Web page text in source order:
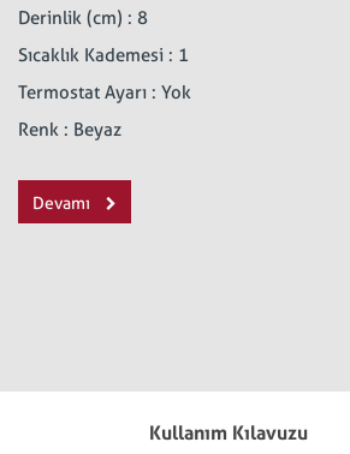
Derinlik (cm) : 8
Sıcaklık Kademesi : 1
Termostat Ayarı : Yok
Renk : Beyaz
Devamı
Kullanım Kılavuzu